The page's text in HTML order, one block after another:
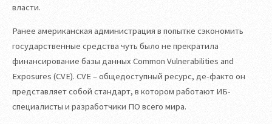
власти.
Ранее американская администрация в попытке сэкономить
государственные средства чуть было не прекратила
финансирование базы данных Common Vulnerabilities and
Exposures (CVE). CVE – общедоступный ресурс, де-факто он
представляет собой стандарт, в котором работают ИБ-
специалисты и разработчики ПО всего мира.